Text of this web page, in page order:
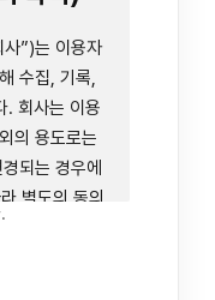
, 서비스 사용
게 읽으시기
”)는 이용자
수집, 기록,
. 회사는 이용
의 용도로는
되는 경우에
별도의 동의
행합니다.
의 본인 확